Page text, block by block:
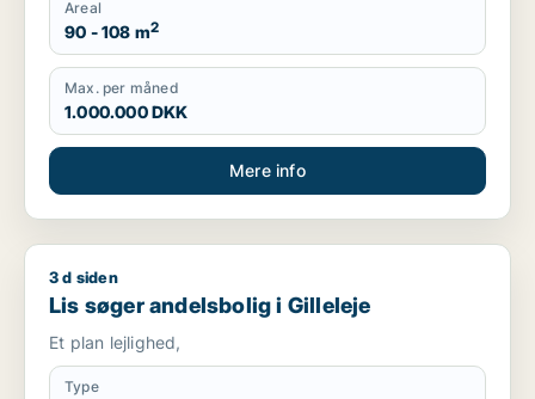
Areal
90 - 108 m2
Max. per måned
1.000.000 DKK
Mere info
Lis søger andelsbolig i Gilleleje
3 d siden
Lis søger andelsbolig i Gilleleje
Et plan lejlighed,
Type